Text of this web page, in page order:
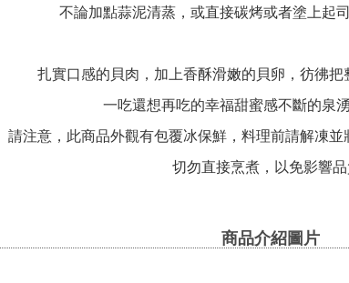
不論加點蒜泥清蒸，或直接碳烤或者塗上起
扎實口感的貝肉，加上香酥滑嫩的貝卵，彷彿把
一吃還想再吃的幸福甜蜜感不斷的泉湧
請注意，此商品外觀有包覆冰保鮮，料理前請解凍並
切勿直接烹煮，以免影響品
商品介紹圖片